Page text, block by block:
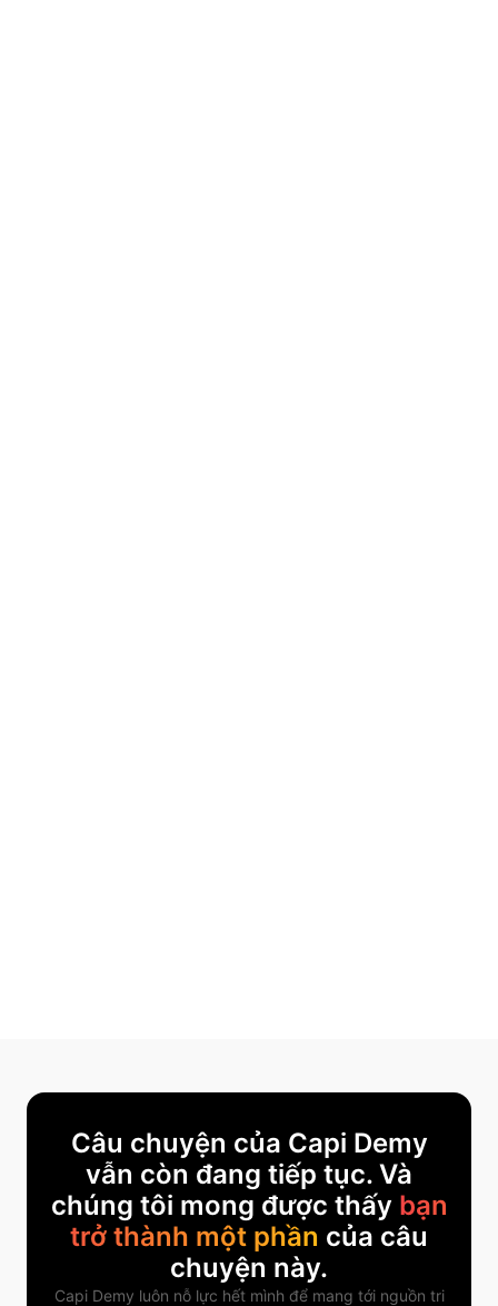
Câu chuyện của Capi Demy
vẫn còn đang tiếp tục. Và
chúng tôi mong được thấy bạn
trở thành một phần của câu
chuyện này.
Capi Demy luôn nỗ lực hết mình để mang tới nguồn tri